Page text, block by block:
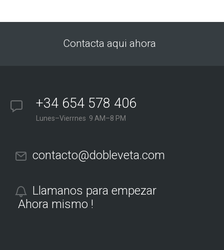
Contacta aqui ahora
+34 654 578 406
Lunes–Vierrnes 9 AM–8 PM
contacto@dobleveta.com
Llamanos para empezar
Ahora mismo !